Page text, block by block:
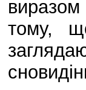
виразом
тому,